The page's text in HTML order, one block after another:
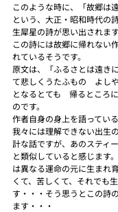
このような時に、「故郷は
という、大正・昭和時代の
生犀星の詩が思い出されます
この詩には故郷に帰れない
れているそうです。
原文は、「ふるさとは遠き
て悲しくうたふもの　よし
となるとても　帰るところ
のです。
作者自身の身上を語ってい
我々には理解できない出生
計な話ですが、あのスティ
と類似していると感じます
は異なる運命の元に生まれ
くて、苦しくて、それでも
す・・・そう思うとこの詩
ます・・・